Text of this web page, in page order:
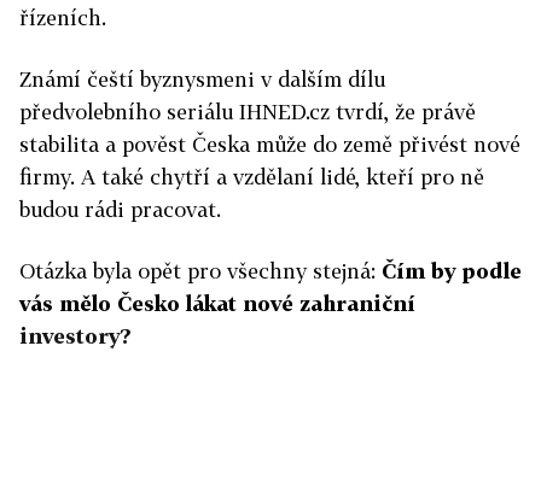
řízeních.
Známí čeští byznysmeni v dalším dílu
předvolebního seriálu IHNED.cz tvrdí, že právě
stabilita a pověst Česka může do země přivést nové
firmy. A také chytří a vzdělaní lidé, kteří pro ně
budou rádi pracovat.
Otázka byla opět pro všechny stejná: Čím by podle
vás mělo Česko lákat nové zahraniční
investory?